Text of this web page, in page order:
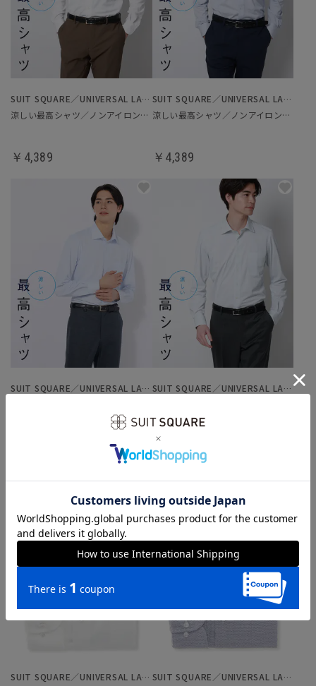
SUIT SQUARE／UNIVERSAL LANGUAGE
涼しい最高シャツ／ノンアイロンジャージードレスシャツ
￥4,389
SUIT SQUARE／UNIVERSAL LANGUAGE
涼しい最高シャツ／ノンアイロンジャージードレスシャツ
￥4,389
SUIT SQUARE／UNIVERSAL LANGUAGE
SUIT SQUARE／UNIVERSAL LANGUAGE
￥4,389
SUIT SQUARE／UNIVERSAL LANGUAGE
SUIT SQUARE／UNIVERSAL LANGUAGE